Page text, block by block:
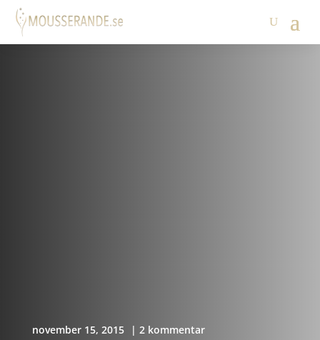
november 15, 2015 | 2 kommentar